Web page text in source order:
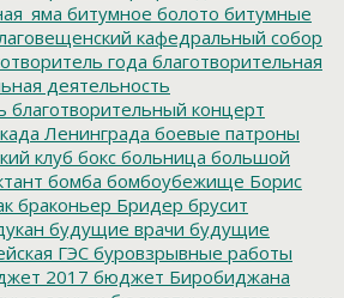
битумное болото битумные
кафедральный собор
года благотворительная
деятельность
благотворительный концерт
Ленинграда боевые патроны
клуб бокс больница большой
бомба бомбоубежище Борис
браконьер Бридер брусит
будущие врачи будущие
ГЭСбуровзрывные работы
2017 бюджет Биробиджана